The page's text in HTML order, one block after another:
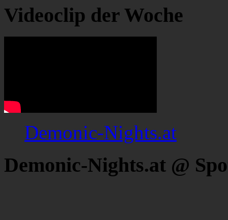
Videoclip der Woche
Demonic-Nights.at
Demonic-Nights.at @